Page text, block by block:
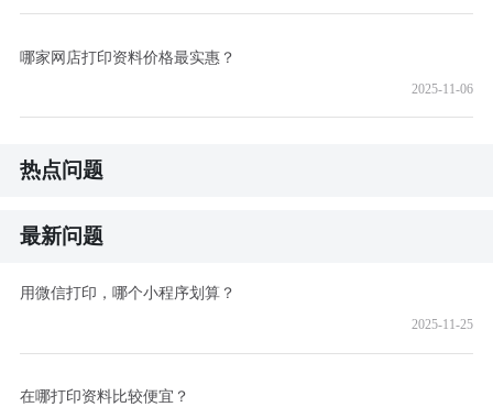
哪家网店打印资料价格最实惠？
2025-11-06
热点问题
最新问题
用微信打印，哪个小程序划算？
2025-11-25
在哪打印资料比较便宜？